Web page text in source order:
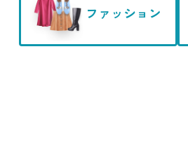
ファッション